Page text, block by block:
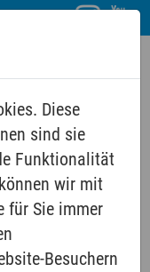
Diese
sind sie
Funktionalität
wir mit
für Sie immer
Besuchern